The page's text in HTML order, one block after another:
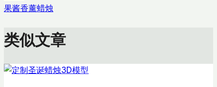
导
航
果酱香薰蜡烛
类似文章